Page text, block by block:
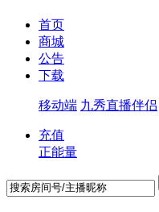
首页
商城
公告
下载
移动端 九秀直播伴侣
充值
正能量